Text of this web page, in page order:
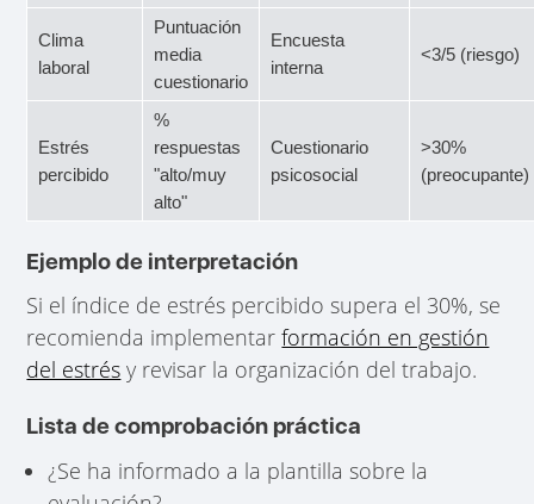
Clima
laboral
Puntuación
media
cuestionario
Encuesta
interna
<3/5 (riesgo)
Estrés
percibido
%
respuestas
"alto/muy
alto"
Cuestionario
psicosocial
>30%
(preocupante)
Ejemplo de interpretación
Si el índice de estrés percibido supera el 30%, se
recomienda implementarformación en gestión
del estrés y revisar la organización del trabajo.
Lista de comprobación práctica
¿Se ha informado a la plantilla sobre la